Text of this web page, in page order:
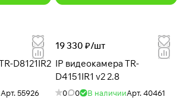
D8121IR2
Арт.55926
19 330 ₽/шт
IP видеокамера TR-
D4151IR1 v2 2.8
0 0 В наличииАрт.40461